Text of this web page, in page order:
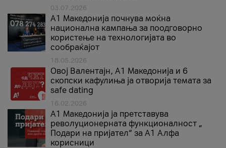
03.07.2026
A1 Македонија почнува моќна
национална кампања за поодговорно
користење на технологијата во
сообраќајот
18.05.2026
Овој Валентајн, A1 Македонија и 6
скопски кафулиња ја отворија темата за
safe dating
16.02.2026
А1 Македонија ја претставува
револуционерната функционалност „
Подари на пријател“ за А1 Алфа
корисници